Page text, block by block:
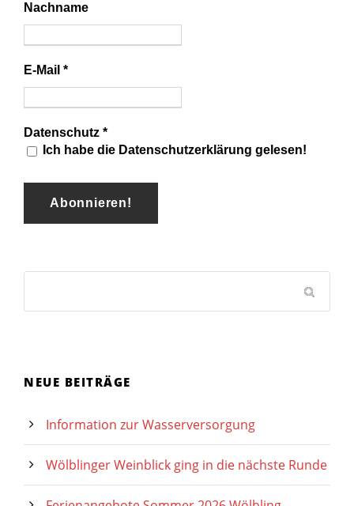
Nachname
E-Mail *
Datenschutz *
Ich habe die Datenschutzerklärung gelesen!
NEUE BEITRÄGE
Information zur Wasserversorgung
Wölblinger Weinblick ging in die nächste Runde